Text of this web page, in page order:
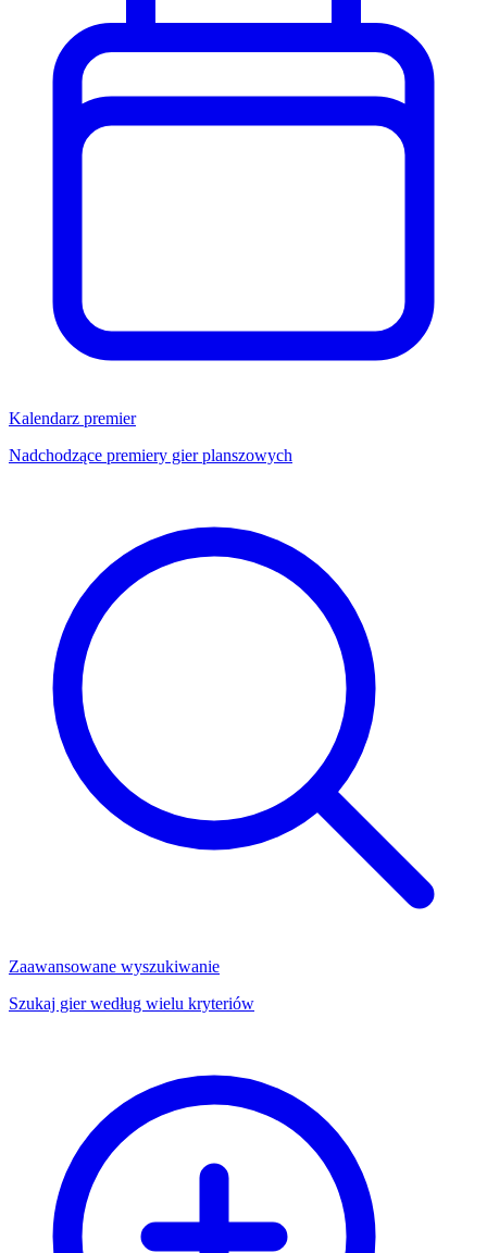
Kalendarz premier
Nadchodzące premiery gier planszowych
Zaawansowane wyszukiwanie
Szukaj gier według wielu kryteriów